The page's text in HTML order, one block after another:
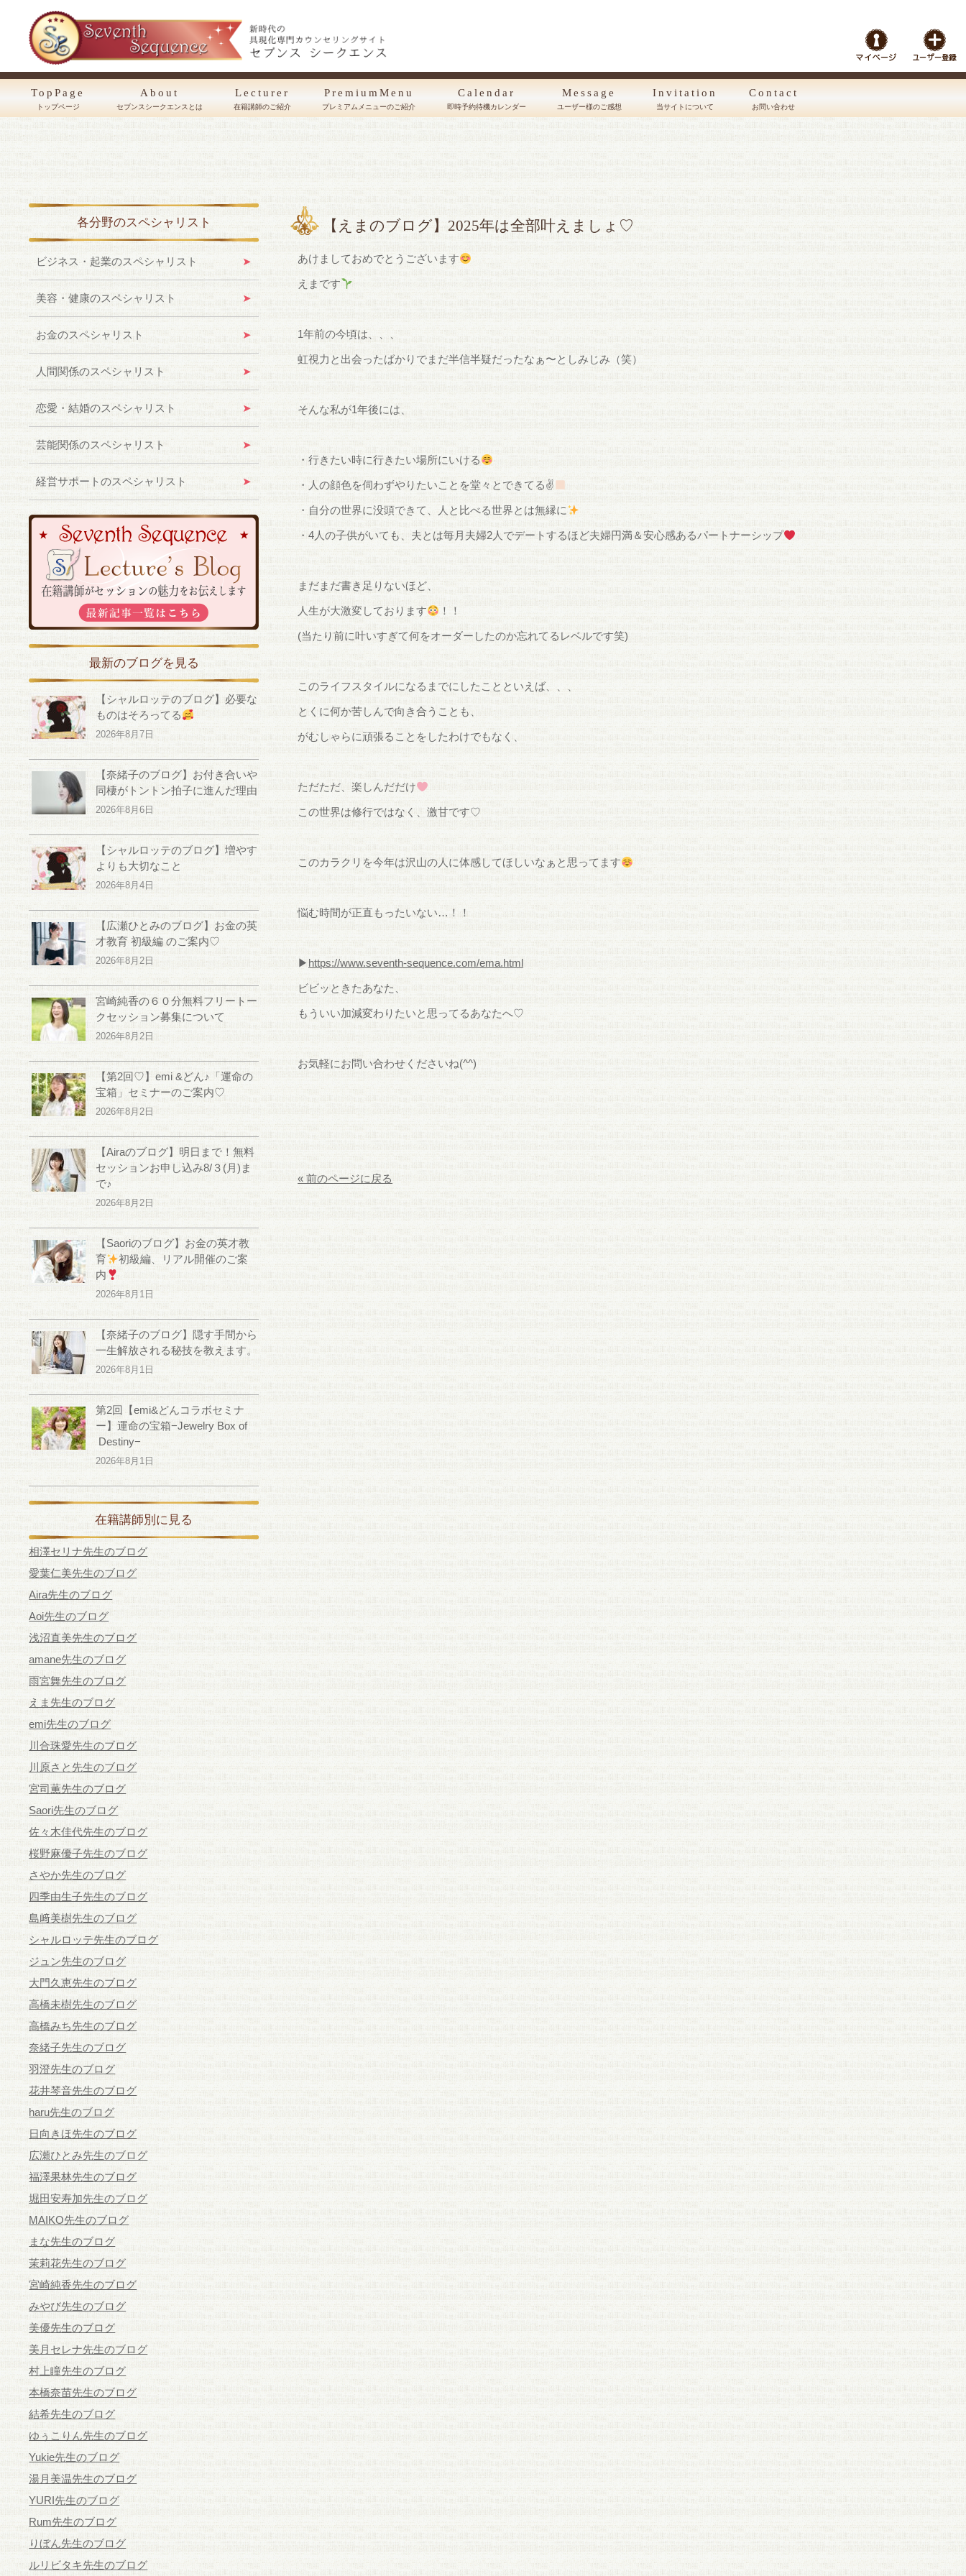
TopPage
トップページ
About
セブンスシークエンスとは
Lecturer
在籍講師のご紹介
PremiumMenu
プレミアムメニューのご紹介
Calendar
即時予約待機カレンダー
Message
ユーザー様のご感想
Invitation
当サイトについて
Contact
お問い合わせ
【えまのブログ】2025年は全部叶えましょ♡
あけましておめでとうございます
えまです
1年前の今頃は、、、
虹視力と出会ったばかりでまだ半信半疑だったなぁ〜としみじみ（笑）
そんな私が1年後には、
・行きたい時に行きたい場所にいける
・人の顔色を伺わずやりたいことを堂々とできてる✌
・自分の世界に没頭できて、人と比べる世界とは無縁に
・4人の子供がいても、夫とは毎月夫婦2人でデートするほど夫婦円満＆安心感あるパートナーシップ
まだまだ書き足りないほど、
人生が大激変しております ！！
(当たり前に叶いすぎて何をオーダーしたのか忘れてるレベルです笑)
このライフスタイルになるまでにしたことといえば、、、
とくに何か苦しんで向き合うことも、
がむしゃらに頑張ることをしたわけでもなく、
ただただ、楽しんだだけ
この世界は修行ではなく、激甘です♡
このカラクリを今年は沢山の人に体感してほしいなぁと思ってます
悩む時間が正直もったいない…！！
▶ https://www.seventh-sequence.com/ema.html
ビビッときたあなた、
もういい加減変わりたいと思ってるあなたへ♡
お気軽にお問い合わせくださいね(^^)
« 前のページに戻る
各分野のスペシャリスト
ビジネス・起業のスペシャリスト
美容・健康のスペシャリスト
お金のスペシャリスト
人間関係のスペシャリスト
恋愛・結婚のスペシャリスト
芸能関係のスペシャリスト
経営サポートのスペシャリスト
最新のブログを見る
【シャルロッテのブログ】必要な
ものはそろってる
2026年8月7日
【奈緒子のブログ】お付き合いや
同棲がトントン拍子に進んだ理由
2026年8月6日
【シャルロッテのブログ】増やす
よりも大切なこと
2026年8月4日
【広瀬ひとみのブログ】お金の英
才教育 初級編 のご案内♡
2026年8月2日
宮崎純香の６０分無料フリートー
クセッション募集について
2026年8月2日
【第2回♡】emi &どん♪「運命の
宝箱」セミナーのご案内♡
2026年8月2日
【Airaのブログ】明日まで！無料
セッションお申し込み8/３(月)ま
で♪
2026年8月2日
【Saoriのブログ】お金の英才教
育
初級編、リアル開催のご案
内
2026年8月1日
【奈緒子のブログ】隠す手間から
一生解放される秘技を教えます。
2026年8月1日
第2回【emi&どんコラボセミナ
ー】運命の宝箱−Jewelry Box of
Destiny−
2026年8月1日
在籍講師別に見る
相澤セリナ先生のブログ
愛葉仁美先生のブログ
Aira先生のブログ
Aoi先生のブログ
浅沼直美先生のブログ
amane先生のブログ
雨宮舞先生のブログ
えま先生のブログ
emi先生のブログ
川合珠愛先生のブログ
川原さと先生のブログ
宮司薫先生のブログ
Saori先生のブログ
佐々木佳代先生のブログ
桜野麻優子先生のブログ
さやか先生のブログ
四季由生子先生のブログ
島﨑美樹先生のブログ
シャルロッテ先生のブログ
ジュン先生のブログ
大門久恵先生のブログ
高橋未樹先生のブログ
高橋みち先生のブログ
奈緒子先生のブログ
羽澄先生のブログ
花井琴音先生のブログ
haru先生のブログ
日向きほ先生のブログ
広瀬ひとみ先生のブログ
福澤果林先生のブログ
堀田安寿加先生のブログ
MAIKO先生のブログ
まな先生のブログ
茉莉花先生のブログ
宮崎純香先生のブログ
みやび先生のブログ
美優先生のブログ
美月セレナ先生のブログ
村上瞳先生のブログ
本橋奈苗先生のブログ
結希先生のブログ
ゆぅこりん先生のブログ
Yukie先生のブログ
湯月美温先生のブログ
YURI先生のブログ
Rum先生のブログ
りぼん先生のブログ
ルリビタキ先生のブログ